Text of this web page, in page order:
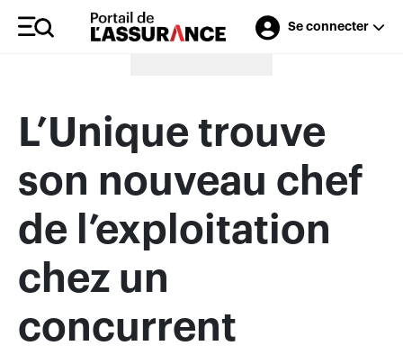
Se connecter
Merci à nos annonceurs
L’Unique trouve
son nouveau chef
de l’exploitation
chez un
concurrent